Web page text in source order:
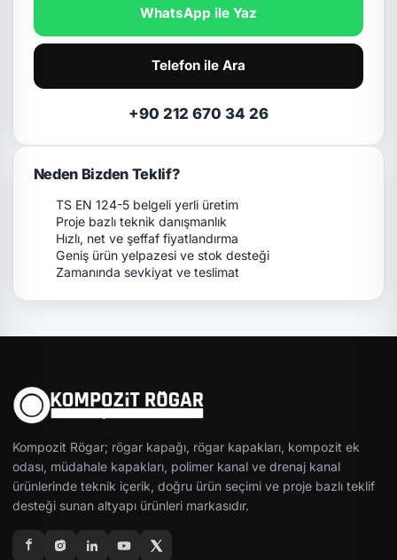
WhatsApp ile Yaz
Telefon ile Ara
+90 212 670 34 26
Neden Bizden Teklif?
TS EN 124-5 belgeli yerli üretim
Proje bazlı teknik danışmanlık
Hızlı, net ve şeffaf fiyatlandırma
Geniş ürün yelpazesi ve stok desteği
Zamanında sevkiyat ve teslimat
Kompozit Rögar; rögar kapağı, rögar kapakları, kompozit ek
odası, müdahale kapakları, polimer kanal ve drenaj kanal
ürünlerinde teknik içerik, doğru ürün seçimi ve proje bazlı teklif
desteği sunan altyapı ürünleri markasıdır.